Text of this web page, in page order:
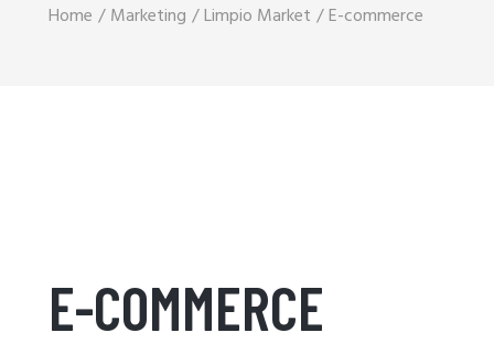
Home Marketing Limpio Market E-commerce
E-COMMERCE